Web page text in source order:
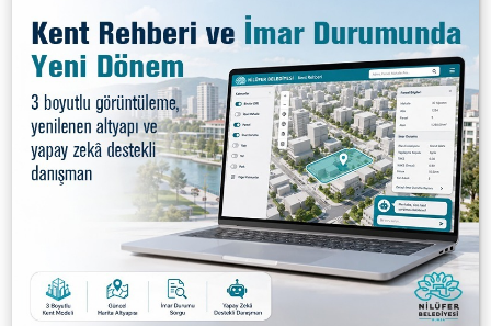
alanlarla donatılacak.
ÇALI VE KAYAPA’DA İNŞAATLAR BAŞLAYACAK
Nilüfer Belediyesi ayrıca Kayapa ve Çalı Mahallesi’nde
de iki yeni park inşaatına önümüzdeki günlerde
başlayacak. Kayapa Mahallesi’nde bin 390 metrekare
toplam alana kurulacak parkın 807 metrekaresi yeşil
alan olacak. Çalı Mahallesi’nde ise 3 bin 490
metrekare alan üzerine inşa edilecek parkın 2 bin 900
metrekaresi yeşil alanlarla düzenlenecek.